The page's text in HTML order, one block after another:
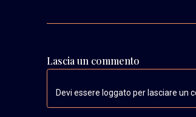
Lascia un commento
Devi essere loggato per lasciare un